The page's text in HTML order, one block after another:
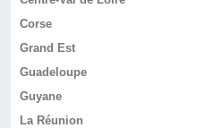
Corse
Grand Est
Guadeloupe
Guyane
La Réunion